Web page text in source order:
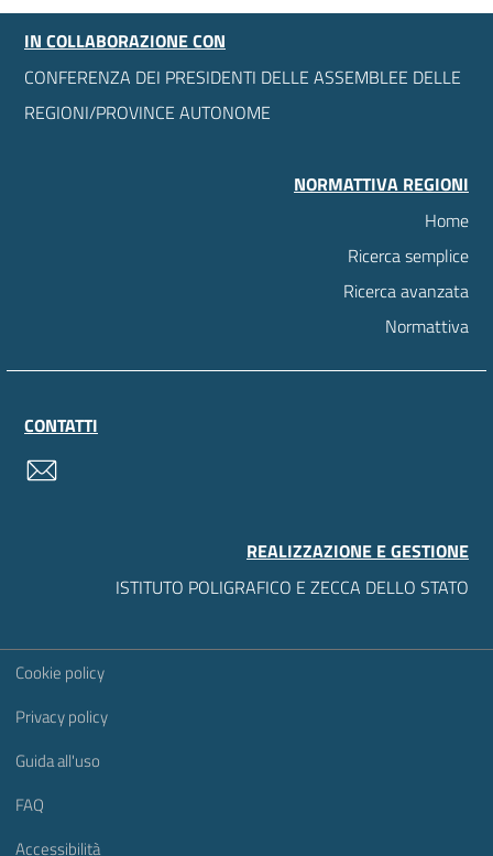
IN COLLABORAZIONE CON
CONFERENZA DEI PRESIDENTI DELLE ASSEMBLEE DELLE
REGIONI/PROVINCE AUTONOME
NORMATTIVA REGIONI
Home
Ricerca semplice
Ricerca avanzata
Normattiva
CONTATTI
REALIZZAZIONE E GESTIONE
ISTITUTO POLIGRAFICO E ZECCA DELLO STATO
Sezione Link Utili
Cookie policy
Privacy policy
Guida all'uso
FAQ
Accessibilità